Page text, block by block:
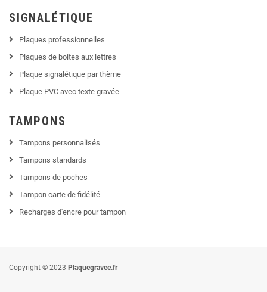
SIGNALÉTIQUE
Plaques professionnelles
Plaques de boites aux lettres
Plaque signalétique par thème
Plaque PVC avec texte gravée
TAMPONS
Tampons personnalisés
Tampons standards
Tampons de poches
Tampon carte de fidélité
Recharges d'encre pour tampon
Copyright © 2023 Plaquegravee.fr